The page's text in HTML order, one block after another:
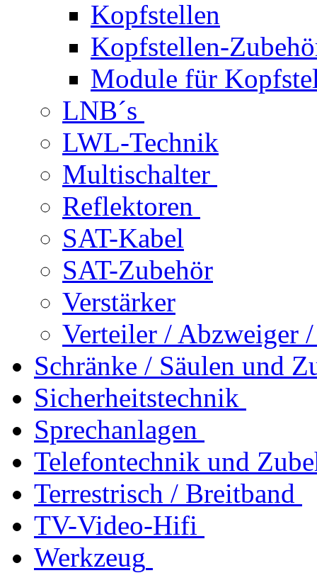
Kopfstellen
Kopfstellen-
Module für
LNB´s
LWL-Technik
Multischalter
Reflektoren
SAT-Kabel
SAT-Zubehör
Verstärker
Verteiler / Abzweiger
Schränke / Säulen und
Sicherheitstechnik
Sprechanlagen
Telefontechnik und
Terrestrisch / Breitband
TV-Video-Hifi
Werkzeug